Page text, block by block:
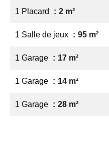
1 Placard 2 m²
1 Salle de jeux 95 m²
1 Garage 17 m²
1 Garage 14 m²
1 Garage 28 m²